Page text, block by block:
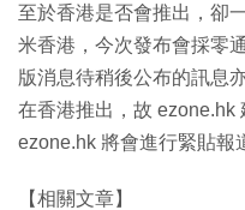
至於香港是否會推出，卻
米香港，今次發布會採零
版消息待稍後公布的訊息
在香港推出，故 ezone.hk
ezone.hk 將會進行緊貼報
【相關文章】